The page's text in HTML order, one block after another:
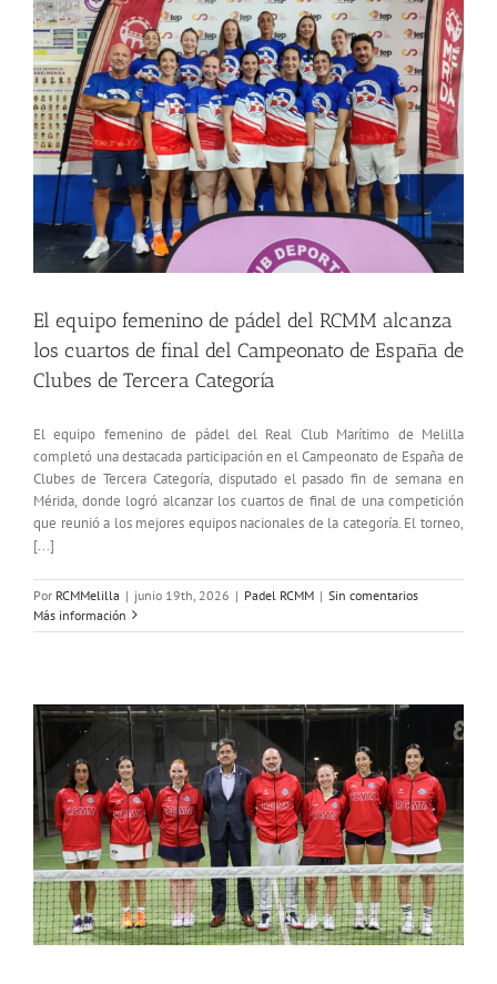
El equipo femenino de pádel del RCMM alcanza
los cuartos de final del Campeonato de España de
Clubes de Tercera Categoría
El equipo femenino de pádel del Real Club Marítimo de Melilla
completó una destacada participación en el Campeonato de España de
Clubes de Tercera Categoría, disputado el pasado fin de semana en
Mérida, donde logró alcanzar los cuartos de final de una competición
que reunió a los mejores equipos nacionales de la categoría. El torneo,
[...]
Por RCMMelilla | junio 19th, 2026 | Padel RCMM | Sin comentarios
Más información